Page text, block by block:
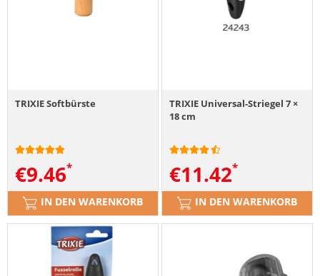
TRIXIE Softbürste
€9.46
IN DEN WARENKORB
TRIXIE Universal-Striegel 7 ×
18 cm
€11.42
IN DEN WARENKORB